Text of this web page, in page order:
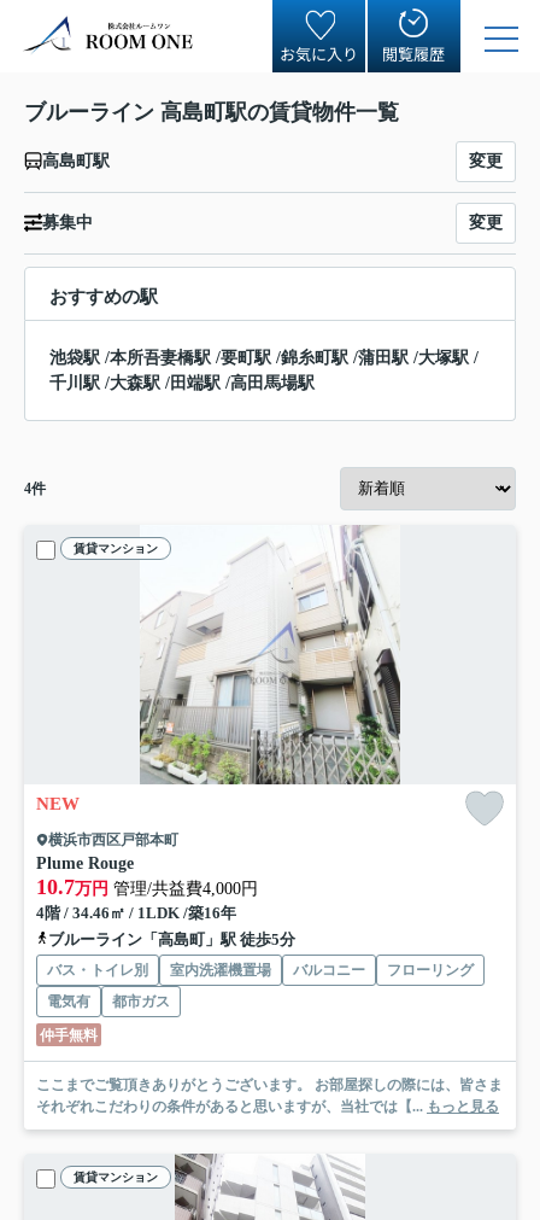
お気に入り 閲覧履歴
ブルーライン 高島町駅の賃貸物件一覧
高島町駅 変更
募集中 変更
おすすめの駅
池袋駅 /本所吾妻橋駅 /要町駅 /錦糸町駅 /蒲田駅 /大塚駅 /
千川駅 /大森駅 /田端駅 /高田馬場駅
4件
賃貸マンション
NEW
横浜市西区戸部本町
Plume Rouge
10.7万円 管理/共益費4,000円
4階 / 34.46㎡ / 1LDK /築16年
ブルーライン「高島町」駅 徒歩5分
バス・トイレ別 室内洗濯機置場 バルコニー
フローリング
電気有
都市ガス
仲手無料
ここまでご覧頂きありがとうございます。 お部屋探しの際には、皆さま
それぞれこだわりの条件があると思いますが、当社では【... もっと見る
賃貸マンション